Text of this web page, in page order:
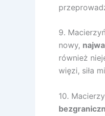
9.
nowy,
również
więzi, siła
10.